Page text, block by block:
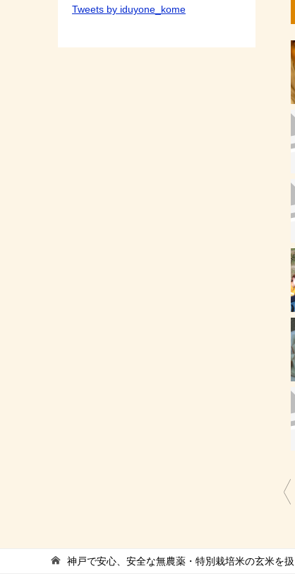
投
Tweets by iduyone_kome
神戸で安心、安全な無農薬・特別栽培米の玄米を